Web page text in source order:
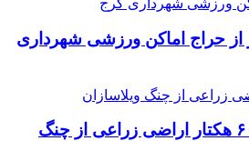
از حراج اماکن ورزشی شهرداری
آزادسازی ۶۰ هکتار اراضی زراعی از چنگ